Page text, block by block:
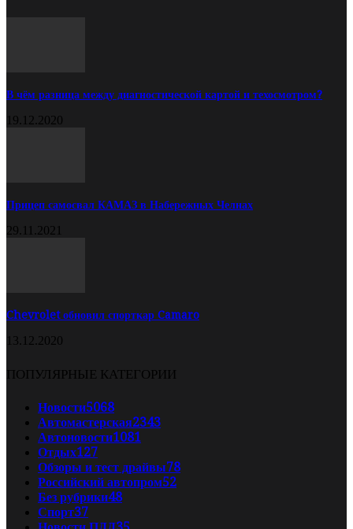
В чём разница между диагностической картой и техосмотром?
19.12.2020
Прицеп самосвал КАМАЗ в Набережных Челнах
29.11.2021
Chevrolet обновил спорткар Camaro
13.12.2020
ПОПУЛЯРНЫЕ КАТЕГОРИИ
Новости5068
Автомастерская2343
Автоновости1081
Отдых127
Обзоры и тест драйвы78
Российский автопром52
Без рубрики48
Спорт37